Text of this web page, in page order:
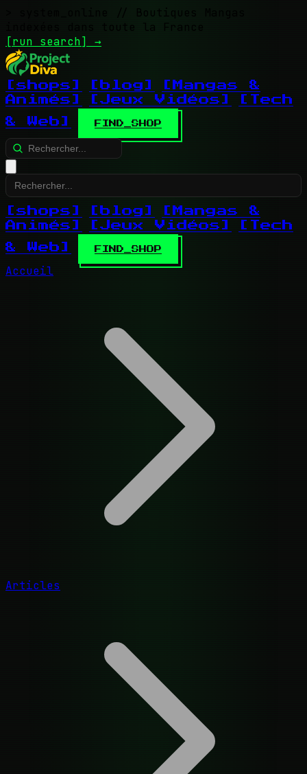
// Boutiques Mangas
indexées dans toute la France
[run search] →
[shops] [blog]
[Mangas &
Animés]
[Jeux Vidéos]
[Tech
& Web]
FIND_SHOP
[shops] [blog]
[Mangas &
Animés]
[Jeux Vidéos]
[Tech
& Web]
FIND_SHOP
Accueil
Articles